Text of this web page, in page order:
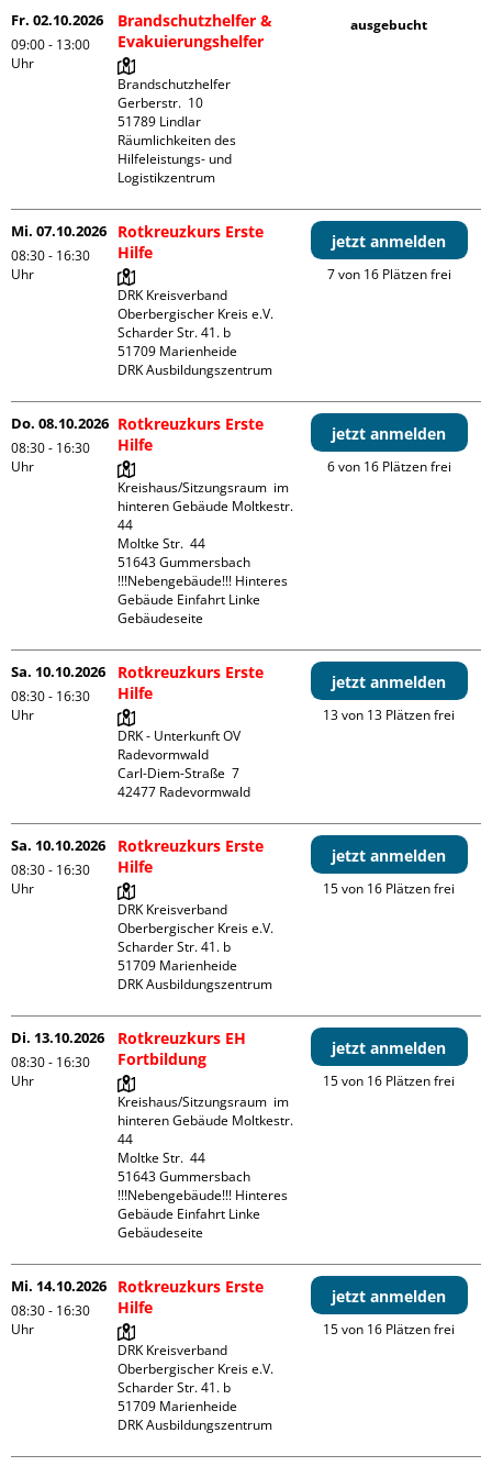
Fr. 02.10.2026
09:00 - 13:00
Uhr
Brandschutzhelfer &
Evakuierungshelfer
Brandschutzhelfer
Gerberstr.  10
51789 Lindlar
Räumlichkeiten des
Hilfeleistungs- und
Logistikzentrum
ausgebucht
Mi. 07.10.2026
08:30 - 16:30
Uhr
Rotkreuzkurs Erste
Hilfe
DRK Kreisverband
Oberbergischer Kreis e.V.
Scharder Str. 41. b
51709 Marienheide
DRK Ausbildungszentrum
jetzt anmelden
7 von 16 Plätzen frei
Do. 08.10.2026
08:30 - 16:30
Uhr
Rotkreuzkurs Erste
Hilfe
Kreishaus/Sitzungsraum  im
hinteren Gebäude Moltkestr.
44
Moltke Str.  44
51643 Gummersbach
!!!Nebengebäude!!! Hinteres
Gebäude Einfahrt Linke
Gebäudeseite
jetzt anmelden
6 von 16 Plätzen frei
Sa. 10.10.2026
08:30 - 16:30
Uhr
Rotkreuzkurs Erste
Hilfe
DRK - Unterkunft OV
Radevormwald
Carl-Diem-Straße  7
jetzt anmelden
13 von 13 Plätzen frei
Sa. 10.10.2026
08:30 - 16:30
Uhr
Rotkreuzkurs Erste
Hilfe
DRK Kreisverband
Oberbergischer Kreis e.V.
Scharder Str. 41. b
51709 Marienheide
DRK Ausbildungszentrum
jetzt anmelden
15 von 16 Plätzen frei
Di. 13.10.2026
08:30 - 16:30
Uhr
Rotkreuzkurs EH
Fortbildung
Kreishaus/Sitzungsraum  im
hinteren Gebäude Moltkestr.
44
Moltke Str.  44
51643 Gummersbach
!!!Nebengebäude!!! Hinteres
Gebäude Einfahrt Linke
Gebäudeseite
jetzt anmelden
15 von 16 Plätzen frei
Mi. 14.10.2026
08:30 - 16:30
Uhr
Rotkreuzkurs Erste
Hilfe
DRK Kreisverband
Oberbergischer Kreis e.V.
Scharder Str. 41. b
51709 Marienheide
DRK Ausbildungszentrum
jetzt anmelden
15 von 16 Plätzen frei